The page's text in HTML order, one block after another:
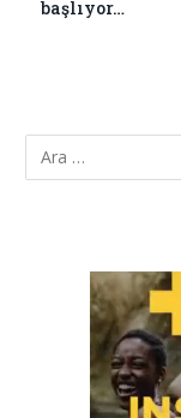
başlıyor…
Video
oynatıcı